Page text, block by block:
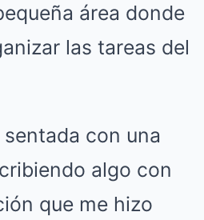
área donde
las tareas del
con una
algo con
que me hizo